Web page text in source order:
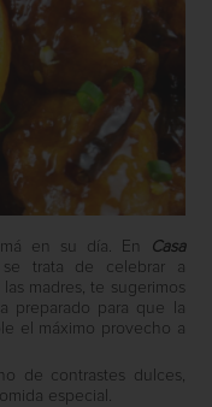
en su día. En
Casa
trata de celebrar a
madres, te sugerimos
preparado para que la
el máximo provecho a
de contrastes dulces,
especial.